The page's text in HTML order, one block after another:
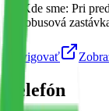
📍 Kde sme: Pri
Autobusová
Navigovať
Telefón